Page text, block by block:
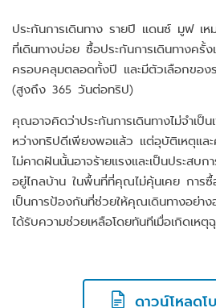
ประกันการเดินทาง รายปี แดนซ์ มูฟ เห
ที่เดินทางบ่อย ซื้อประกันการเดินทางครั้
ครอบคลุมตลอดทั้งปี และมีตัวเลือกของร
(สูงถึง 365 วันต่อทริป)
คุณอาจคิดว่าประกันการเดินทางไม่จำเป็
หว่างทริปดีเพียงพอแล้ว แต่อุบัติเหตุและ
ไม่คาดฝันนั้นอาจร้ายแรงและเป็นประสบ
อยู่ไกลบ้าน ในพื้นที่ที่คุณไม่คุ้นเคย การซื้
เป็นการป้องกันที่ช่วยให้คุณเดินทางอย่าง
ได้รับความช่วยเหลือโดยทันทีเมื่อเกิดเหตุ
ดาวน์โหลดโ